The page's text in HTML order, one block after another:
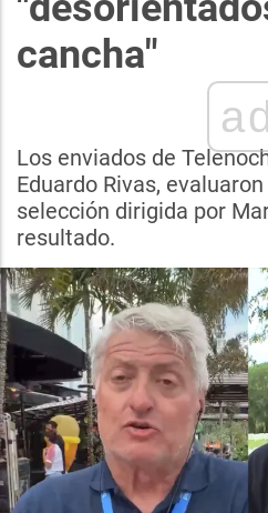
cancha"
Los enviados de
Eduardo Rivas,
selección dirigida por
resultado.